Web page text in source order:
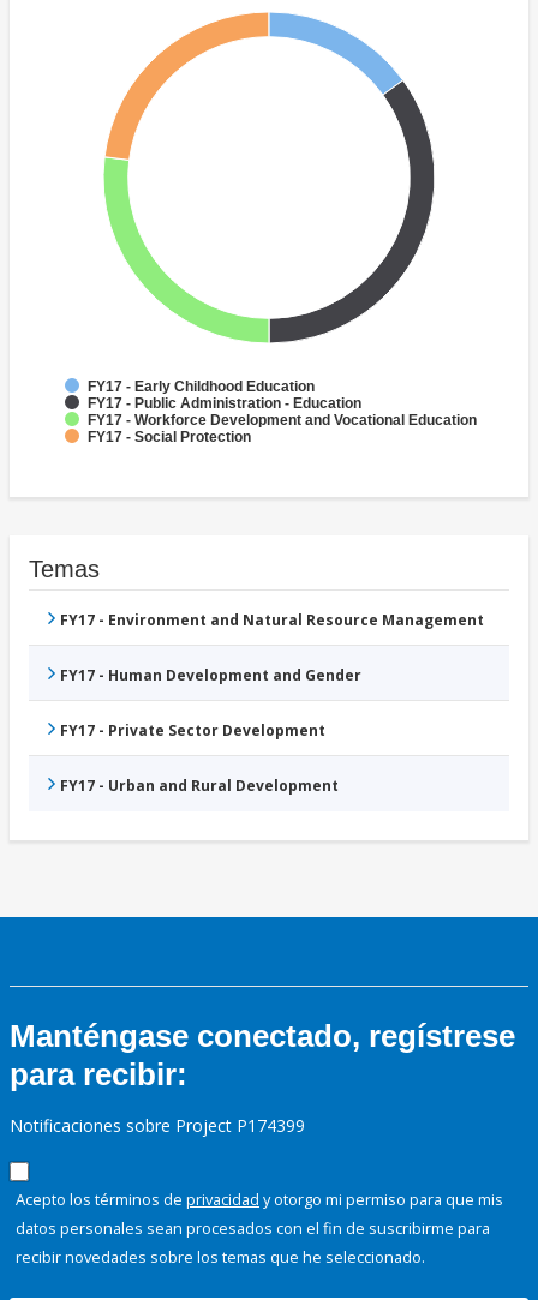
FY17 - Early Childhood Education
FY17 - Public Administration - Education
FY17 - Workforce Development and Vocational Education
FY17 - Social Protection
Temas
FY17 - Environment and Natural Resource Management
FY17 - Human Development and Gender
FY17 - Private Sector Development
FY17 - Urban and Rural Development
Manténgase conectado, regístrese
para recibir:
Notificaciones sobre Project P174399
Acepto los términos de privacidad y otorgo mi permiso para que mis
datos personales sean procesados con el fin de suscribirme para
recibir novedades sobre los temas que he seleccionado.